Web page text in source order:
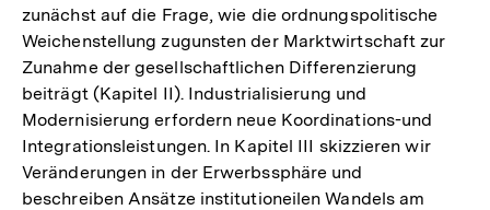
zunächst auf die Frage, wie die ordnungspolitische
Weichenstellung zugunsten der Marktwirtschaft zur
Zunahme der gesellschaftlichen Differenzierung
beiträgt (Kapitel II). Industrialisierung und
Modernisierung erfordern neue Koordinations-und
Integrationsleistungen. In Kapitel III skizzieren wir
Veränderungen in der Erwerbssphäre und
beschreiben Ansätze institutioneilen Wandels am